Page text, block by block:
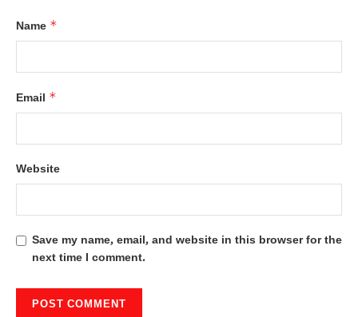
Name *
Email *
Website
Save my name, email, and website in this browser for the
next time I comment.